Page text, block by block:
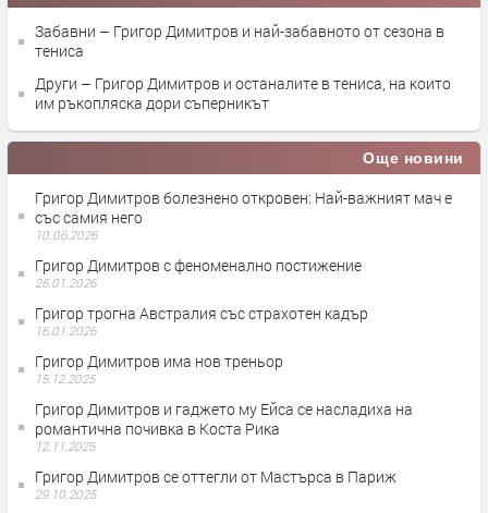
Забавни – Григор Димитров и най-забавното от сезона в
тениса
Други – Григор Димитров и останалите в тениса, на които
им ръкопляска дори съперникът
Още новини
Григор Димитров болезнено откровен: Най-важният мач е
със самия него
10.06.2026
Григор Димитров с феноменално постижение
26.01.2026
Григор трогна Австралия със страхотен кадър
16.01.2026
Григор Димитров има нов треньор
15.12.2025
Григор Димитров и гаджето му Ейса се насладиха на
романтична почивка в Коста Рика
12.11.2025
Григор Димитров се оттегли от Мастърса в Париж
29.10.2025